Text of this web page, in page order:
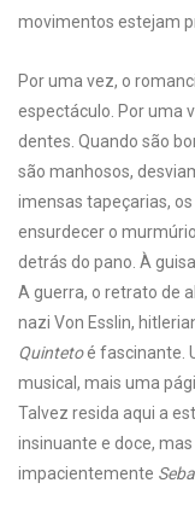
movimentos estejam
Por uma vez, o
espectáculo. Por uma
dentes. Quando são
são manhosos,
imensas tapeçarias,
ensurdecer o
detrás do pano. À
A guerra, o retrato de
nazi Von Esslin,
Quintetoé fascinante.
musical, mais uma
Talvez resida aqui a
insinuante e doce,
impacientemente